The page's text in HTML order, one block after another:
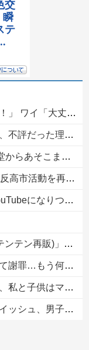
ｗｗｗ」扇風機ポチー
理由が明確すぎる
寵愛されるんだ？
を組んでの返り咲きが狙いか？
りつつあるよな他
ア【明日予約開始】
もう何も言えない
いに来る」←これどう思う？
が逆転する境界線あるある…？